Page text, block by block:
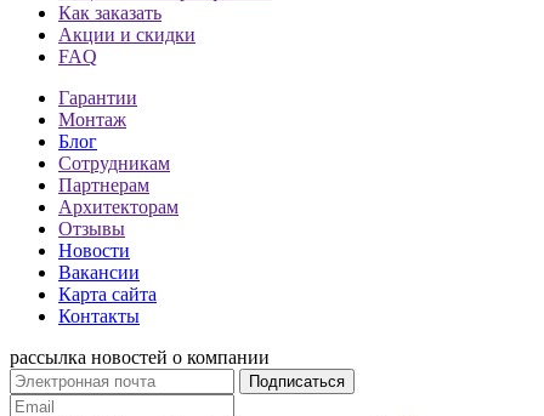
Как заказать
Акции и скидки
FAQ
Гарантии
Монтаж
Блог
Сотрудникам
Партнерам
Архитекторам
Отзывы
Новости
Вакансии
Карта сайта
Контакты
рассылка новостей о компании